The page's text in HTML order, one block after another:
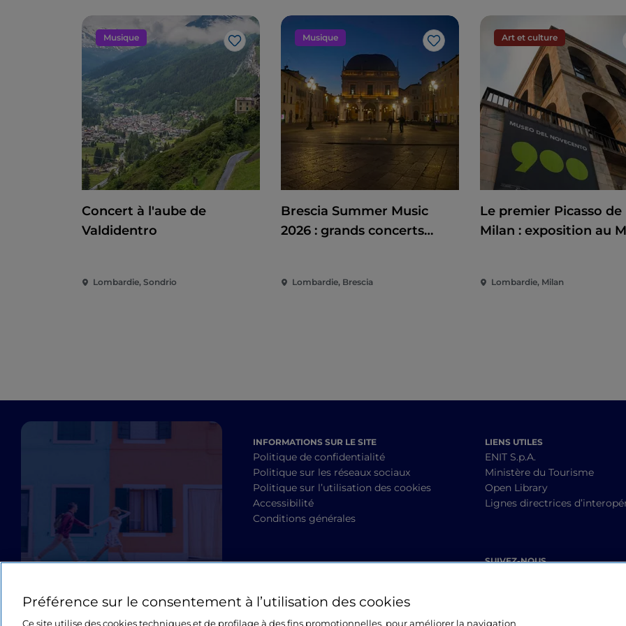
Musique
J’aime
Concert à l'aube de
Valdidentro
Lombardie, Sondrio
Musique
J’aime
Brescia Summer Music
2026 : grands concerts
Lombardie, Brescia
Art et culture
Le premier Picasso de
Milan : exposition au
international
Lombardie, Milan
INFORMATIONS SUR LE SITE
Politique de confidentialité
Politique sur les réseaux sociaux
Politique sur l’utilisation des cookies
Accessibilité
Conditions générales
LIENS UTILES
ENIT S.p.A.
Ministère du Tourisme
Open Library
Lignes directrices
SUIVEZ-NOUS
Préférence sur le consentement à l’utilisation des cookies
Ce site utilise des cookies techniques et de profilage à des fins promotionnelles, pour améliorer la navigation